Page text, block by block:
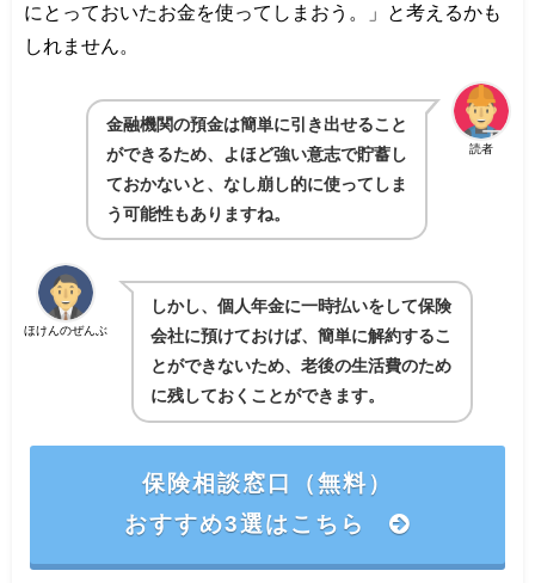
にとっておいたお金を使ってしまおう。」と考えるかも
しれません。
読者
金融機関の預金は簡単に引き出せること
ができるため、よほど強い意志で貯蓄し
ておかないと、なし崩し的に使ってしま
う可能性もありますね。
ほけんのぜんぶ
しかし、個人年金に一時払いをして保険
会社に預けておけば、簡単に解約するこ
とができないため、老後の生活費のため
に残しておくことができます。
保険相談窓口（無料）
おすすめ3選はこちら